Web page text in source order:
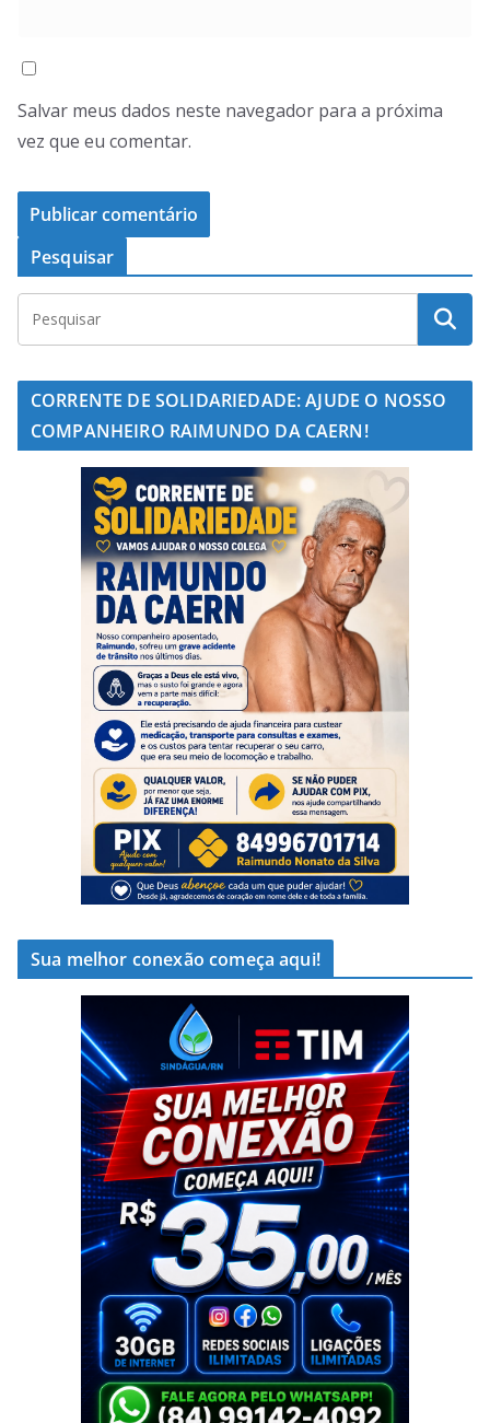
Salvar meus dados neste navegador para a próxima
vez que eu comentar.
Pesquisar
CORRENTE DE SOLIDARIEDADE: AJUDE O NOSSO
COMPANHEIRO RAIMUNDO DA CAERN!
Sua melhor conexão começa aqui!